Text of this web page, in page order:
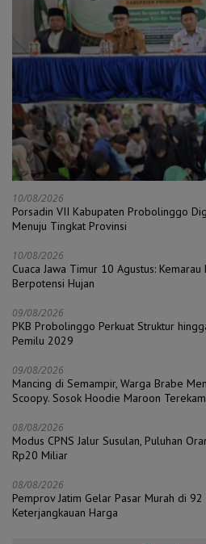
10/08/2026
Porsadin VII Kabupaten Probolinggo
Menuju Tingkat Provinsi
10/08/2026
Cuaca Jawa Timur 10 Agustus:
Berpotensi Hujan
09/08/2026
PKB Probolinggo Perkuat Struktur
Pemilu 2029
09/08/2026
Mancing di Semampir, Warga Brabe
Scoopy. Sosok Hoodie Maroon
08/08/2026
Modus CPNS Jalur Susulan, Puluhan
Rp20 Miliar
08/08/2026
Pemprov Jatim Gelar Pasar Murah di 92
Keterjangkauan Harga